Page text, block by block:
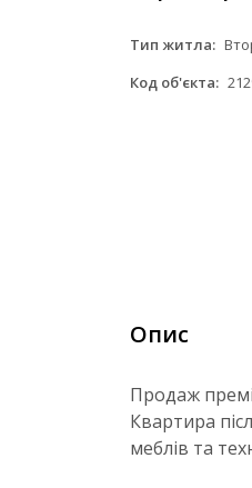
Тип житла:
Код об'єкта:
Опис
Продаж
Квартира
меблів та